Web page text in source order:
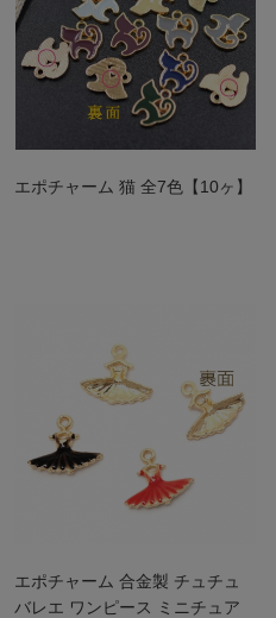
エポチャーム 猫 全7色【10ヶ】
エポチャーム 合金製 チュチュ
バレエ ワンピース ミニチュア